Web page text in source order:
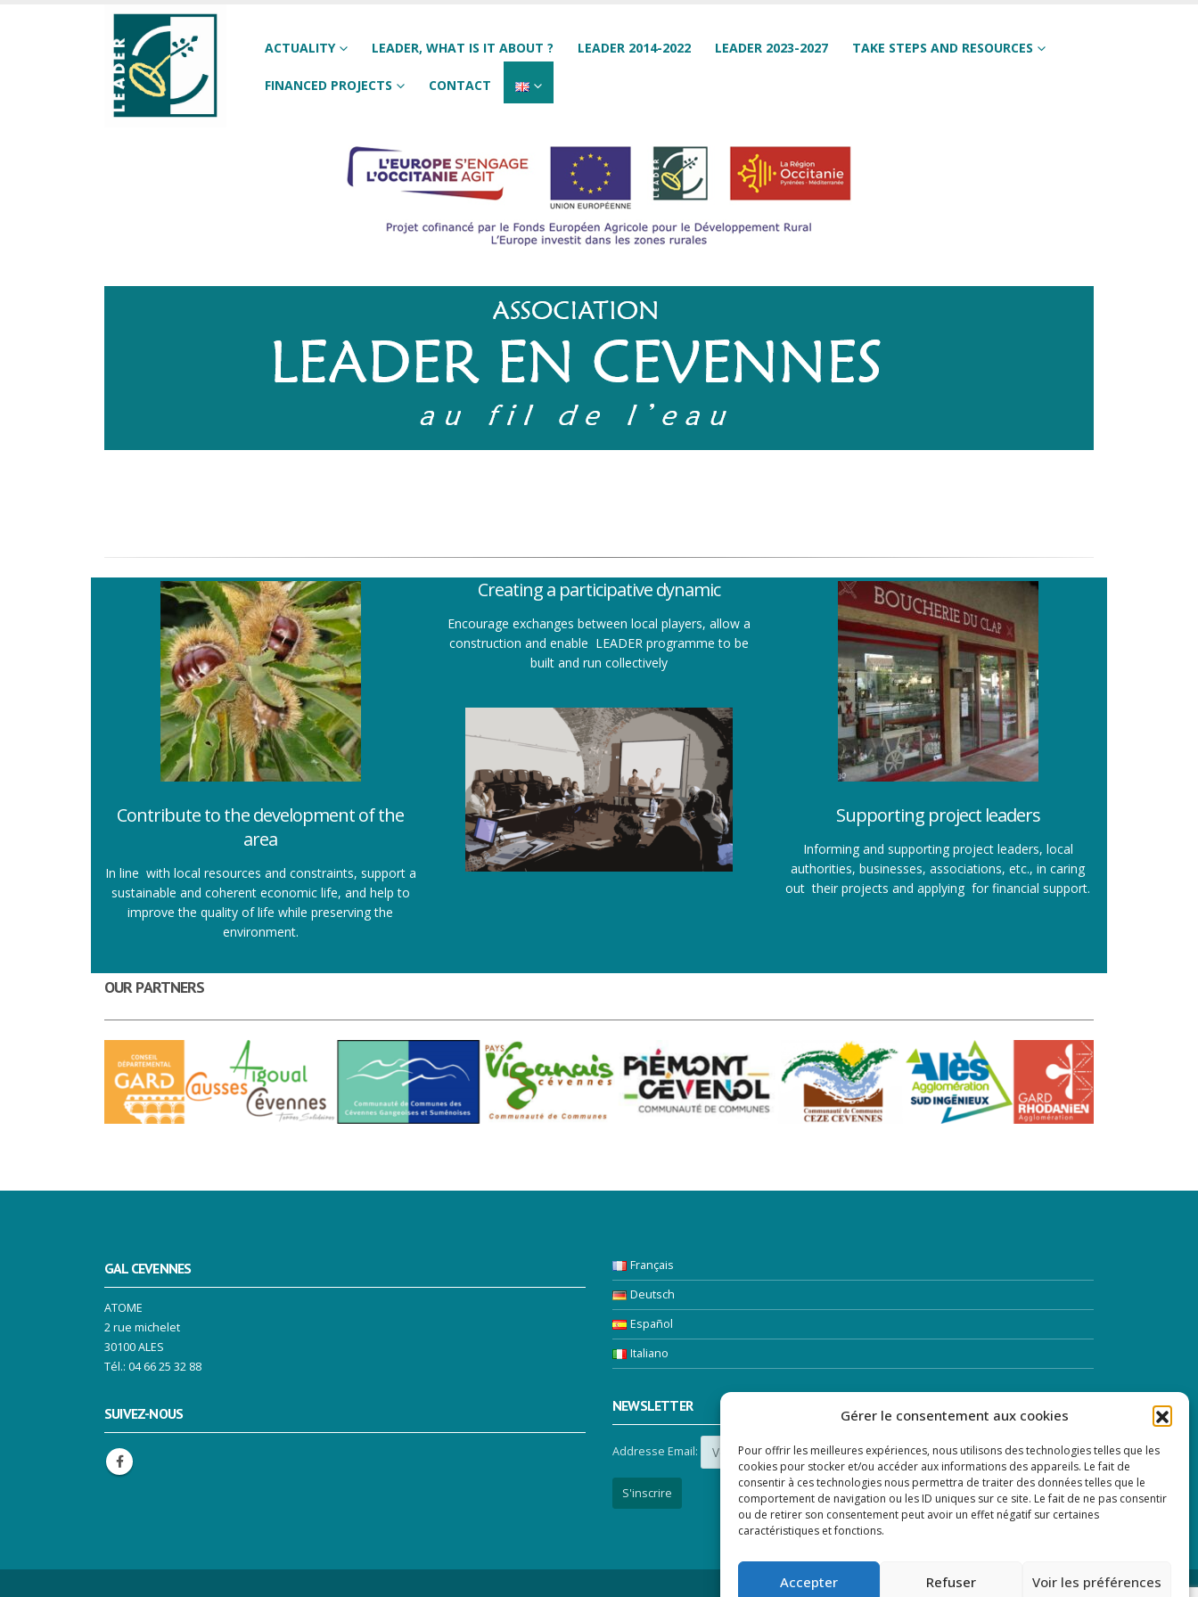
Gérer le consentement aux cookies
Pour offrir les meilleures expériences, nous utilisons des technologies telles que les
cookies pour stocker et/ou accéder aux informations des appareils. Le fait de
consentir à ces technologies nous permettra de traiter des données telles que le
comportement de navigation ou les ID uniques sur ce site. Le fait de ne pas consentir
ou de retirer son consentement peut avoir un effet négatif sur certaines
caractéristiques et fonctions.
Accepter Refuser Voir les préférences
ACTUALITY LEADER, WHAT IS IT ABOUT ? LEADER 2014-2022 LEADER 2023-2027 TAKE STEPS AND RESOURCES
FINANCED PROJECTS CONTACT
Contribute to the development of the
area
In line with local resources and constraints, support a
sustainable and coherent economic life, and help to
improve the quality of life while preserving the
environment.
Creating a participative dynamic
Encourage exchanges between local players, allow a
construction and enable LEADER programme to be
built and run collectively
Supporting project leaders
Informing and supporting project leaders, local
authorities, businesses, associations, etc., in caring
out their projects and applying for financial support.
OUR PARTNERS
GAL CEVENNES
ATOME
2 rue michelet
30100 ALES
Tél.: 04 66 25 32 88
SUIVEZ-NOUS
Français
Deutsch
Español
Italiano
NEWSLETTER
Addresse Email: